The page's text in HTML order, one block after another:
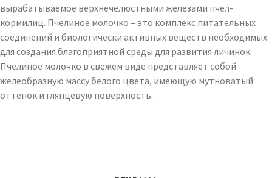
вырабатываемое верхнечелюстными железами пчел-
кормилиц. Пчелиное молочко – это комплекс питательных
соединений и биологически активных веществ необходимых
для создания благоприятной среды для развития личинок.
Пчелиное молочко в свежем виде представляет собой
желеобразную массу белого цвета, имеющую мутноватый
оттенок и глянцевую поверхность.